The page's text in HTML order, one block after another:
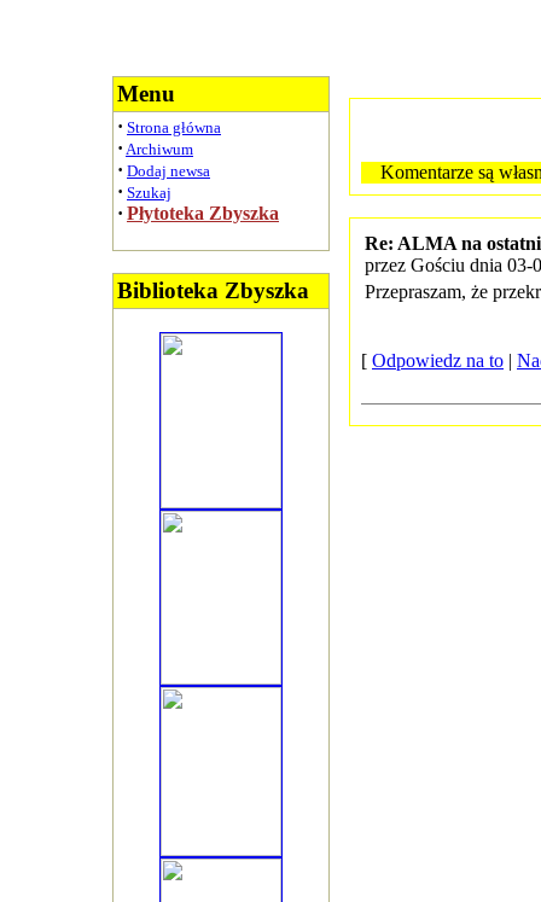
Menu
· Strona główna
· Archiwum
· Dodaj newsa
· Szukaj
· Płytoteka Zbyszka
Biblioteka Zbyszka
Komentarze są
Re: ALMA na
przez Gościu dnia 03-
Przepraszam, że
[ Odpowiedz na to |